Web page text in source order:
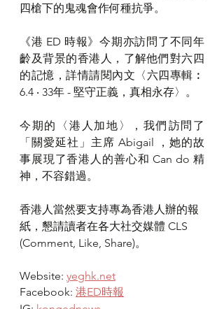
四槍下的鬼魂會作何種抗爭。
《港 ED 時報》今期亦訪問了不同年
齡及背景的香港人，了解他們對六四
的記憶，詳情請閱內文〈六四專輯︰
6.4 ‧ 33年 - 堅守正義，真相永存〉。
今期的〈港人加地〉，我們訪問了
「關愛延社」主席 Abigail ，她的故
事展現了香港人的善心和 Can do 精
神，不容錯過。
香港人當然要支持專為香港人辦的報
紙，懇請讀者在各大社交媒體 CLS
(Comment, Like, Share)。
Website: yeghk.net
Facebook: 港ED時報